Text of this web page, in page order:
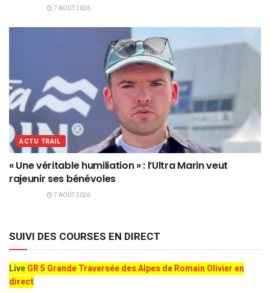
7 AOÛT 2026
ACTU TRAIL
« Une véritable humiliation » : l’Ultra Marin veut
rajeunir ses bénévoles
7 AOÛT 2026
SUIVI DES COURSES EN DIRECT
LiveGR 5 Grande Traversée des Alpes de Romain Olivier en
direct